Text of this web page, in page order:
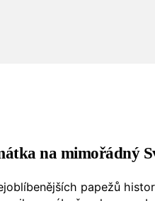
na mimořádný
papežů